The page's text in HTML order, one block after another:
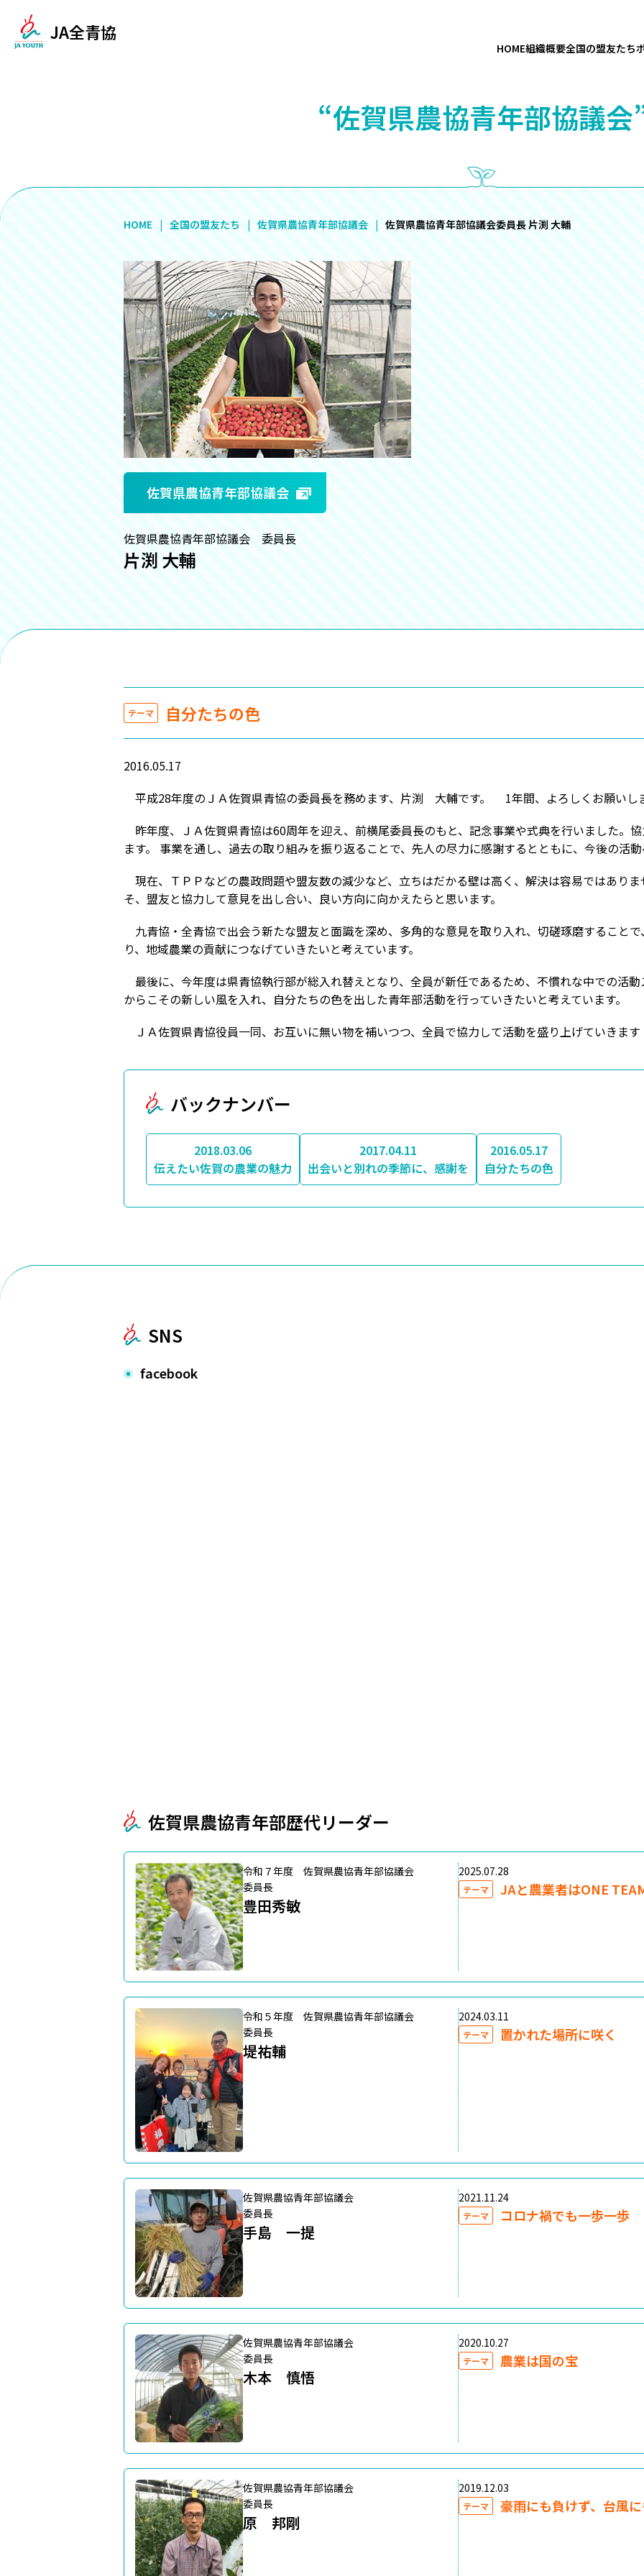
JA全青協
HOME組織概要全国の盟友たち
“佐賀県農協青年部協議会
HOME 全国の盟友たち 佐賀県農協青年部協議会 佐賀県農協青年部協議会委員長 片渕 大輔
佐賀県農協青年部協議会
佐賀県農協青年部協議会 委員長
片渕 大輔
テーマ 自分たちの色
2016.05.17
平成28年度のＪＡ佐賀県青協の委員長を務めます、片渕 大輔です。 1年間、よろしくお願いし
昨年度、ＪＡ佐賀県青協は60周年を迎え、前横尾委員長のもと、記念事業や式典を行いました。
ます。 事業を通し、過去の取り組みを振り返ることで、先人の尽力に感謝するとともに、今後の活
現在、ＴＰＰなどの農政問題や盟友数の減少など、立ちはだかる壁は高く、解決は容易ではあり
そ、盟友と協力して意見を出し合い、良い方向に向かえたらと思います。
九青協・全青協で出会う新たな盟友と面識を深め、多角的な意見を取り入れ、切磋琢磨すること
り、地域農業の貢献につなげていきたいと考えています。
最後に、今年度は県青協執行部が総入れ替えとなり、全員が新任であるため、不慣れな中での活
からこその新しい風を入れ、自分たちの色を出した青年部活動を行っていきたいと考えています。
ＪＡ佐賀県青協役員一同、お互いに無い物を補いつつ、全員で協力して活動を盛り上げていきます
バックナンバー
2018.03.06
伝えたい佐賀の農業の魅力
2017.04.11
出会いと別れの季節に、感謝を
2016.05.17
自分たちの色
SNS
facebook
佐賀県農協青年部歴代リーダー
令和７年度 佐賀県農協青年部協議会
委員長
豊田秀敏
2025.07.28
テーマ JAと農業者はONE
令和５年度 佐賀県農協青年部協議会
委員長
堤祐輔
2024.03.11
テーマ 置かれた場所に咲く
佐賀県農協青年部協議会
委員長
手島 一提
2021.11.24
テーマ コロナ禍でも一歩一歩
佐賀県農協青年部協議会
委員長
木本 慎悟
2020.10.27
テーマ 農業は国の宝
佐賀県農協青年部協議会
委員長
原 邦剛
2019.12.03
テーマ 豪雨にも負けず、台風